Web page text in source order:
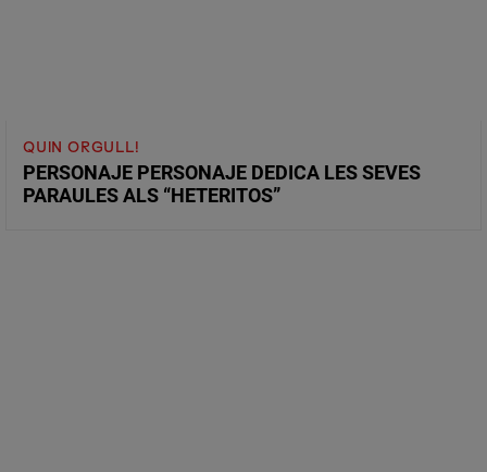
QUIN ORGULL!
PERSONAJE PERSONAJE DEDICA LES SEVES
PARAULES ALS “HETERITOS”